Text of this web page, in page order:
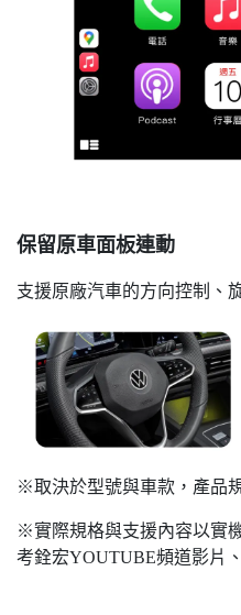
保留原車面板連動
支援原廠汽車的方向控制、
※取決於型號與車款，產品
※實際規格與支援內容以實
考銓宏YOUTUBE頻道影片